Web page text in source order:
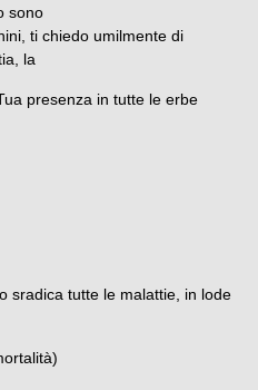
sono
ti chiedo umilmente di
la
presenza in tutte le erbe
sradica tutte le malattie, in lode